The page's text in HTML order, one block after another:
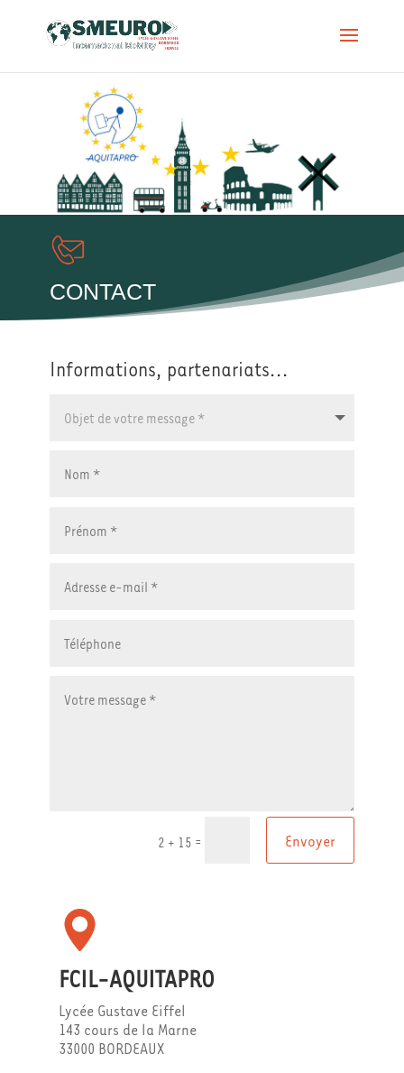
CONTACT
Informations, partenariats...
2 + 15 = Envoyer
FCIL-AQUITAPRO
Lycée Gustave Eiffel
143 cours de la Marne
33000 BORDEAUX